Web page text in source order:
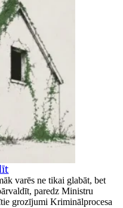
varēs ne tikai glabāt, bet
paredz Ministru
grozījumi Kriminālprocesa